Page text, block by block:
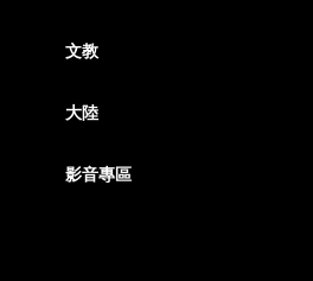
文教
大陸
影音專區